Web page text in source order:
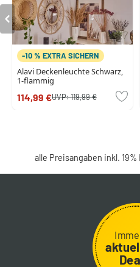
-10 % EXTRA SICHERN
Alavi Deckenleuchte Schwarz,
1-flammig
114,99 €UVP:119,99 €
alle Preisangaben inkl. 19%